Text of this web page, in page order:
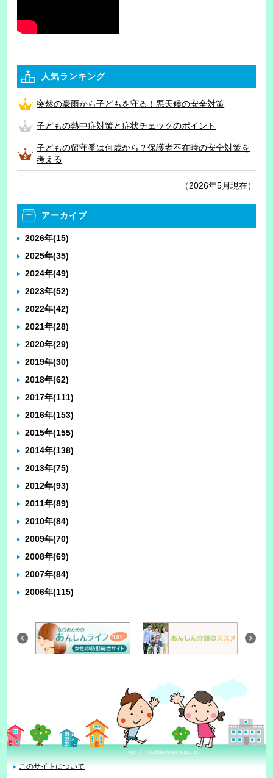
人気ランキング
突然の豪雨から子どもを守る！悪天候の安全対策
子どもの熱中症対策と症状チェックのポイント
子どもの留守番は何歳から？保護者不在時の安全対策を
考える
（2026年5月現在）
アーカイブ
2026年(15)
2025年(35)
2024年(49)
2023年(52)
2022年(42)
2021年(28)
2020年(29)
2019年(30)
2018年(62)
2017年(111)
2016年(153)
2015年(155)
2014年(138)
2013年(75)
2012年(93)
2011年(89)
2010年(84)
2009年(70)
2008年(69)
2007年(84)
2006年(115)
このサイトについて